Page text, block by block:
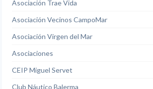
Asociación Trae Vida
Asociación Vecinos CampoMar
Asociación Virgen del Mar
Asociaciones
CEIP Miguel Servet
Club Náutico Balerma